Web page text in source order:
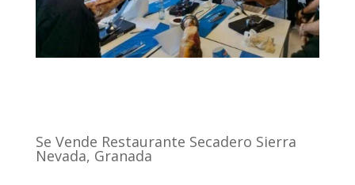
Se Vende Restaurante Secadero Sierra
Nevada, Granada